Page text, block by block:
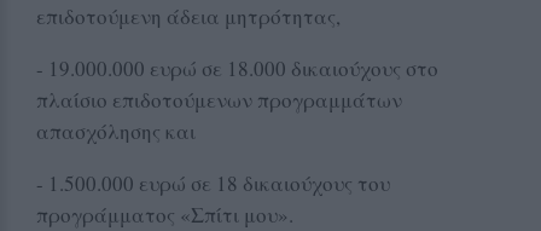
επιδοτούμενη άδεια μητρότητας,
- 19.000.000 ευρώ σε 18.000 δικαιούχους στο
πλαίσιο επιδοτούμενων προγραμμάτων
απασχόλησης και
- 1.500.000 ευρώ σε 18 δικαιούχους του
προγράμματος «Σπίτι μου».